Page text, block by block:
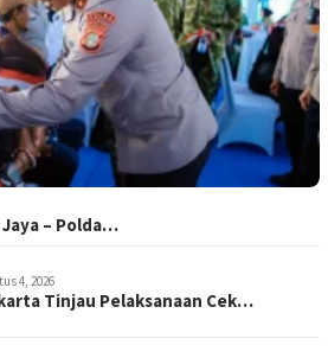
– Polda…
4, 2026
Tinjau Pelaksanaan Cek…